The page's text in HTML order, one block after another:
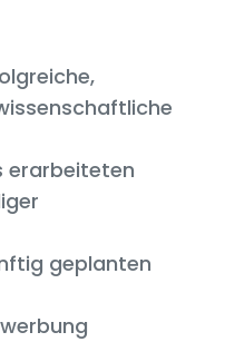
erarbeiteten
geplanten